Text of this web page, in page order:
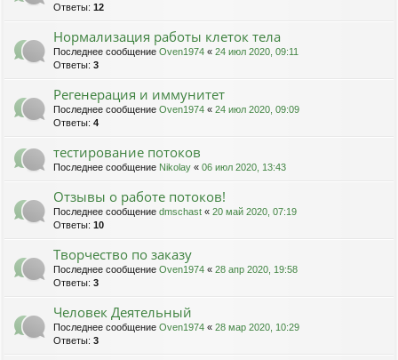
Ответы: 12
Нормализация работы клеток тела
Последнее сообщение Oven1974 « 24 июл 2020, 09:11
Ответы: 3
Регенерация и иммунитет
Последнее сообщение Oven1974 « 24 июл 2020, 09:09
Ответы: 4
тестирование потоков
Последнее сообщение Nikolay « 06 июл 2020, 13:43
Отзывы о работе потоков!
Последнее сообщение dmschast « 20 май 2020, 07:19
Ответы: 10
Творчество по заказу
Последнее сообщение Oven1974 « 28 апр 2020, 19:58
Ответы: 3
Человек Деятельный
Последнее сообщение Oven1974 « 28 мар 2020, 10:29
Ответы: 3